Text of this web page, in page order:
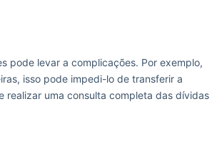
pode levar a complicações. Por exemplo,
isso pode impedi-lo de transferir a
realizar uma consulta completa das dívidas